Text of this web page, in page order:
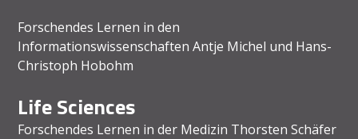
Forschendes Lernen in den
Informationswissenschaften Antje Michel und Hans-
Christoph Hobohm
Life Sciences
Forschendes Lernen in der Medizin Thorsten Schäfer